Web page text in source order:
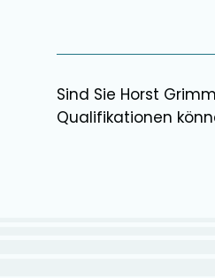
Sind Sie Horst Grimm
Qualifikationen